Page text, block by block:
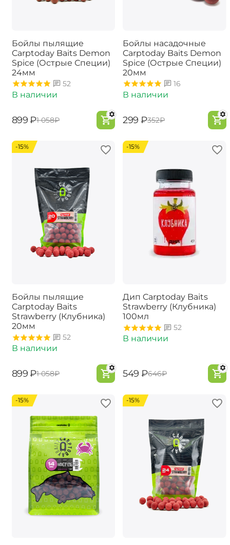
Бойлы пылящие
Carptoday Baits Demon
Spice (Острые Специи)
24мм
52
В наличии
‍899‍ ₽‍1 058‍₽
Бойлы насадочные
Carptoday Baits Demon
Spice (Острые Специи)
20мм
16
В наличии
‍299‍ ₽‍352‍₽
-15%
Бойлы пылящие
Carptoday Baits
Strawberry (Клубника)
20мм
52
В наличии
‍899‍ ₽‍1 058‍₽
-15%
Дип Carptoday Baits
Strawberry (Клубника)
100мл
52
В наличии
‍549‍ ₽‍646‍₽
-15% -15%